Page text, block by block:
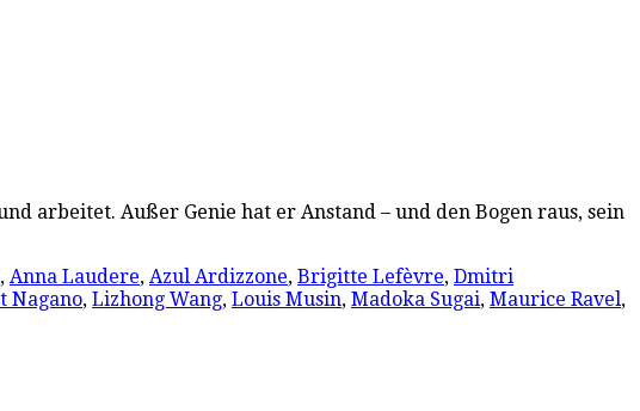
arbeitet. Außer Genie hat er Anstand – und den Bogen raus, sein
, Anna Laudere, Azul Ardizzone, Brigitte Lefèvre, Dmitri
Nagano, Lizhong Wang, Louis Musin, Madoka Sugai, Maurice Ravel,